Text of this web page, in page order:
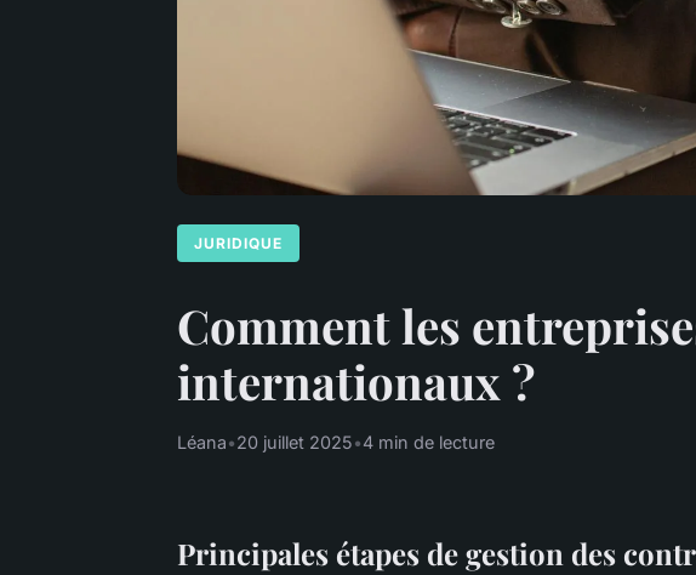
JURIDIQUE
Comment les
internationaux ?
Léana•20 juillet 2025•4 min de lecture
Principales étapes de gestion des